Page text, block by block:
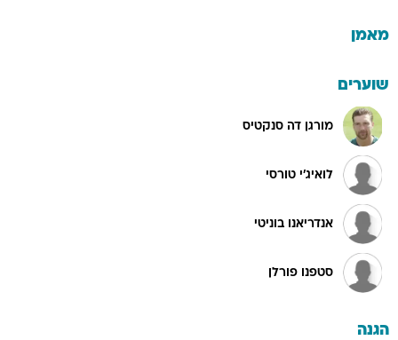
מאמן
שוערים
מורגן דה סנקטיס
לואיג'י טורסי
אנדריאנו בוניטי
סטפנו פורלן
הגנה